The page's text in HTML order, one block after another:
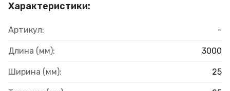
Характеристики:
Артикул: -
Длина (мм): 3000
Ширина (мм): 25